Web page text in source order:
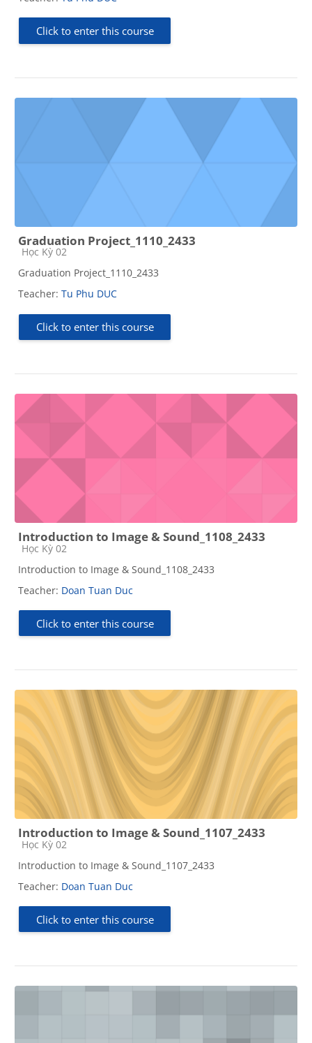
Click to enter this course
Graduation Project_1110_2433
Course category
Học Kỳ 02
Graduation Project_1110_2433
Teacher: Tu Phu DUC
Click to enter this course
Introduction to Image & Sound_1108_2433
Course category
Học Kỳ 02
Introduction to Image & Sound_1108_2433
Teacher: Doan Tuan Duc
Click to enter this course
Introduction to Image & Sound_1107_2433
Course category
Học Kỳ 02
Introduction to Image & Sound_1107_2433
Teacher: Doan Tuan Duc
Click to enter this course